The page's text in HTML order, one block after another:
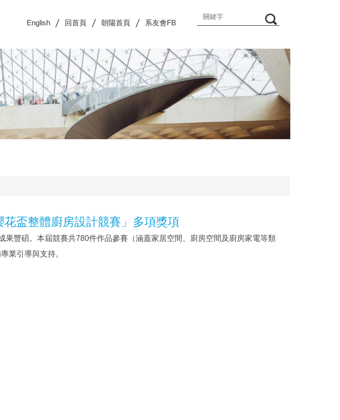
English 回首頁 朝陽首頁 系友會FB
盃整體廚房設計競賽」多項獎項
豐碩。本屆競賽共780件作品參賽（涵蓋家居空間、廚房空間及廚房家電等類
業引導與支持。